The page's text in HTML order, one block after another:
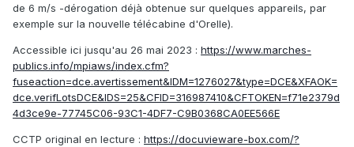
de 6 m/s -dérogation déjà obtenue sur quelques appareils, par
exemple sur la nouvelle télécabine d'Orelle).
Accessible ici jusqu'au 26 mai 2023 : https://www.marches-
publics.info/mpiaws/index.cfm?
fuseaction=dce.avertissement&IDM=1276027&type=DCE&XFAOK=
dce.verifLotsDCE&IDS=25&CFID=316987410&CFTOKEN=f71e2379d
4d3ce9e-77745C06-93C1-4DF7-C9B0368CA0EE566E
CCTP original en lecture : https://docuvieware-box.com/?